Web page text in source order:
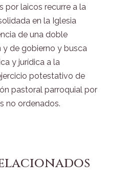
por laicos recurre a la
en la Iglesia
de una doble
de gobierno y busca
y jurídica a la
potestativo de
pastoral parroquial por
no ordenados.